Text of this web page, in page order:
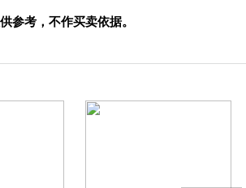
参考，不作买卖依据。